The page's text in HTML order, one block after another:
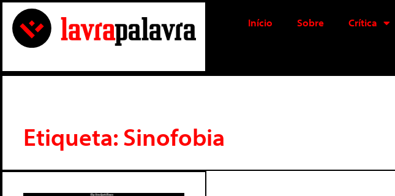
Início Sobre Crítica
Etiqueta: Sinofobia